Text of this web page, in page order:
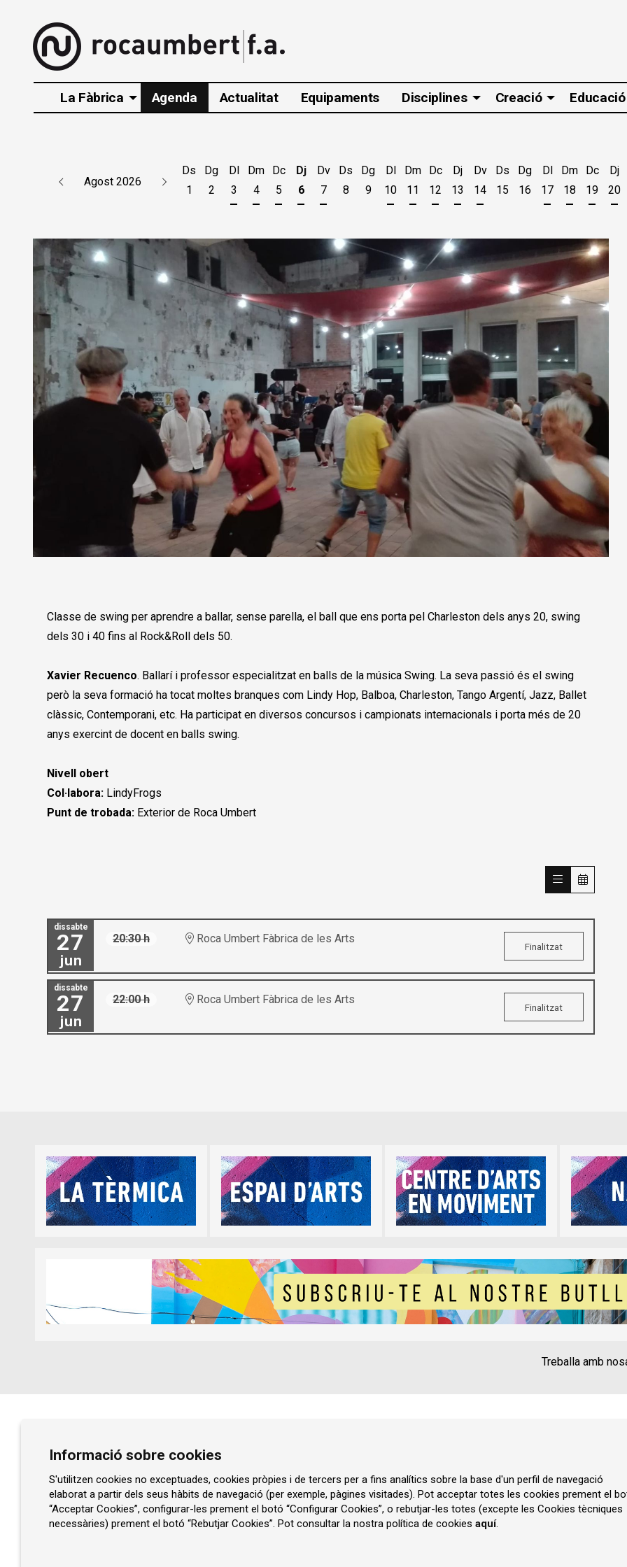
La Fàbrica Agenda Actualitat Equipaments Disciplines Creació Educació
Agost 2026
Ds
1
Dg
2
Dl
3
Dilluns 3 d'agost
Dm
4
Dimarts 4 d'agost
Dc
5
Dimecres 5 d'agost
Dj
6
Dijous 6 d'agost
Dv
7
Divendres 7 d'agost
Ds
8
Dg
9
Dl
10
Dilluns 10 d'agost
Dm
11
Dimarts 11 d'agost
Dc
12
Dimecres 12 d'agost
Dj
13
Dijous 13 d'agost
Dv
14
Divendres 14 d'agost
Ds
15
Dg
16
Dl
17
Dilluns 17
Dm
18
Dimarts 18
Dc
19
Dj
20
Classe de swing per aprendre a ballar, sense parella, el ball que ens porta pel Charleston dels anys 20, swing
dels 30 i 40 fins al Rock&Roll dels 50.
Xavier Recuenco. Ballarí i professor especialitzat en balls de la música Swing. La seva passió és el swing
però la seva formació ha tocat moltes branques com Lindy Hop, Balboa, Charleston, Tango Argentí, Jazz, Ballet
clàssic, Contemporani, etc. Ha participat en diversos concursos i campionats internacionals i porta més de 20
anys exercint de docent en balls swing.
Nivell obert
Col·labora: LindyFrogs
Punt de trobada: Exterior de Roca Umbert
dissabte
27
jun
20:30 h Roca Umbert Fàbrica de les Arts
Finalitzat
dissabte
27
jun
22:00 h Roca Umbert Fàbrica de les Arts
Finalitzat
Treballa amb
08401 Granollers
93 860 47 29
info@rocaumbert.cat
Informació sobre cookies
S'utilitzen cookies no exceptuades, cookies pròpies i de tercers per a fins analítics sobre la base d'un perfil de navegació
elaborat a partir dels seus hàbits de navegació (per exemple, pàgines visitades). Pot acceptar totes les cookies prement el
“Acceptar Cookies”, configurar-les prement el botó “Configurar Cookies”, o rebutjar-les totes (excepte les Cookies tècniques
necessàries) prement el botó “Rebutjar Cookies”. Pot consultar la nostra política de cookies aquí.